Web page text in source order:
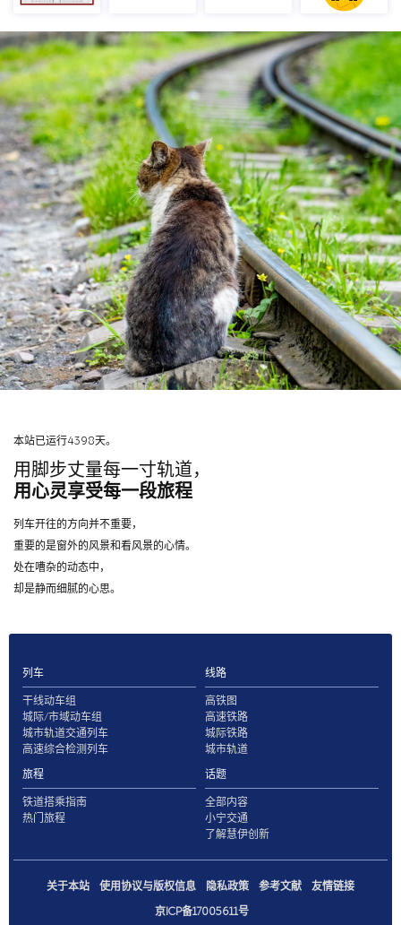
本站已运行4398天。
用脚步丈量每一寸轨道，
用心灵享受每一段旅程
列车开往的方向并不重要，
重要的是窗外的风景和看风景的心情。
处在嘈杂的动态中，
却是静而细腻的心思。
列车
干线动车组
城际/市域动车组
城市轨道交通列车
高速综合检测列车
线路
高铁图
高速铁路
城际铁路
城市轨道
旅程
铁道搭乘指南
热门旅程
话题
全部内容
小宁交通
了解慧伊创新
关于本站 使用协议与版权信息 隐私政策 参考文献
友情链接
京ICP备17005611号